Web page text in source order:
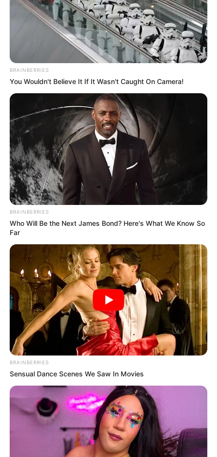
BRAINBERRIES
You Wouldn't Believe It If It Wasn't Caught On Camera!
BRAINBERRIES
Who Will Be the Next James Bond? Here's What We Know So
Far
BRAINBERRIES
Sensual Dance Scenes We Saw In Movies